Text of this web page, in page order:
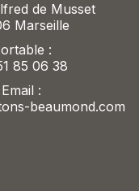
de Musset
Marseille
:
85 06 38
Email :
beaumond.com